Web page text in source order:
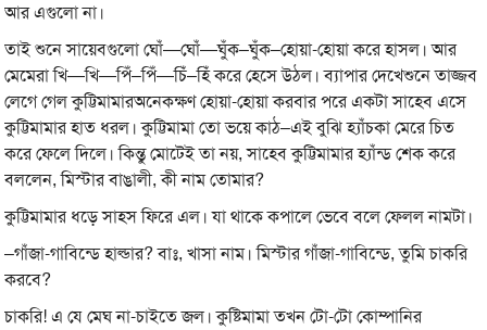
আর এগুলো না।
তাই শুনে সায়েবগুলো ঘোঁ—ঘোঁ—ঘুঁক–ঘুঁক–হোয়া-হোয়া করে হাসল। আর
মেমেরা খি—খি—পিঁ–পিঁ—চিঁ–হিঁ করে হেসে উঠল। ব্যাপার দেখেশুনে তাজ্জব
লেগে গেল কুট্টিমামারঅনেকক্ষণ হোয়া-হোয়া করবার পরে একটা সাহেব এসে
কুট্টিমামার হাত ধরল। কুট্টিমামা তো ভয়ে কাঠ–এই বুঝি হ্যাঁচকা মেরে চিত
করে ফেলে দিলে। কিন্তু মোটেই তা নয়, সাহেব কুট্টিমামার হ্যাঁন্ড শেক করে
বললেন, মিস্টার বাঙালী, কী নাম তোমার?
কুট্টিমামার ধড়ে সাহস ফিরে এল। যা থাকে কপালে ভেবে বলে ফেলল নামটা।
–গাঁজা-গাবিন্ডে হাল্ডার? বাঃ, খাসা নাম। মিস্টার গাঁজা-গাবিন্ডে, তুমি চাকরি
করবে?
চাকরি! এ যে মেঘ না-চাইতে জল। কুষ্টিমামা তখন টো-টো কোম্পানির